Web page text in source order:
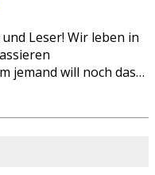
Leser! Wir leben in
jemand will noch das…